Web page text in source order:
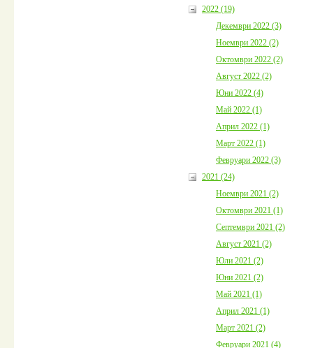
2022 (19)
Декември 2022 (3)
Ноември 2022 (2)
Октомври 2022 (2)
Август 2022 (2)
Юни 2022 (4)
Май 2022 (1)
Април 2022 (1)
Март 2022 (1)
Февруари 2022 (3)
2021 (24)
Ноември 2021 (2)
Октомври 2021 (1)
Септември 2021 (2)
Август 2021 (2)
Юли 2021 (2)
Юни 2021 (2)
Май 2021 (1)
Април 2021 (1)
Март 2021 (2)
Февруари 2021 (4)